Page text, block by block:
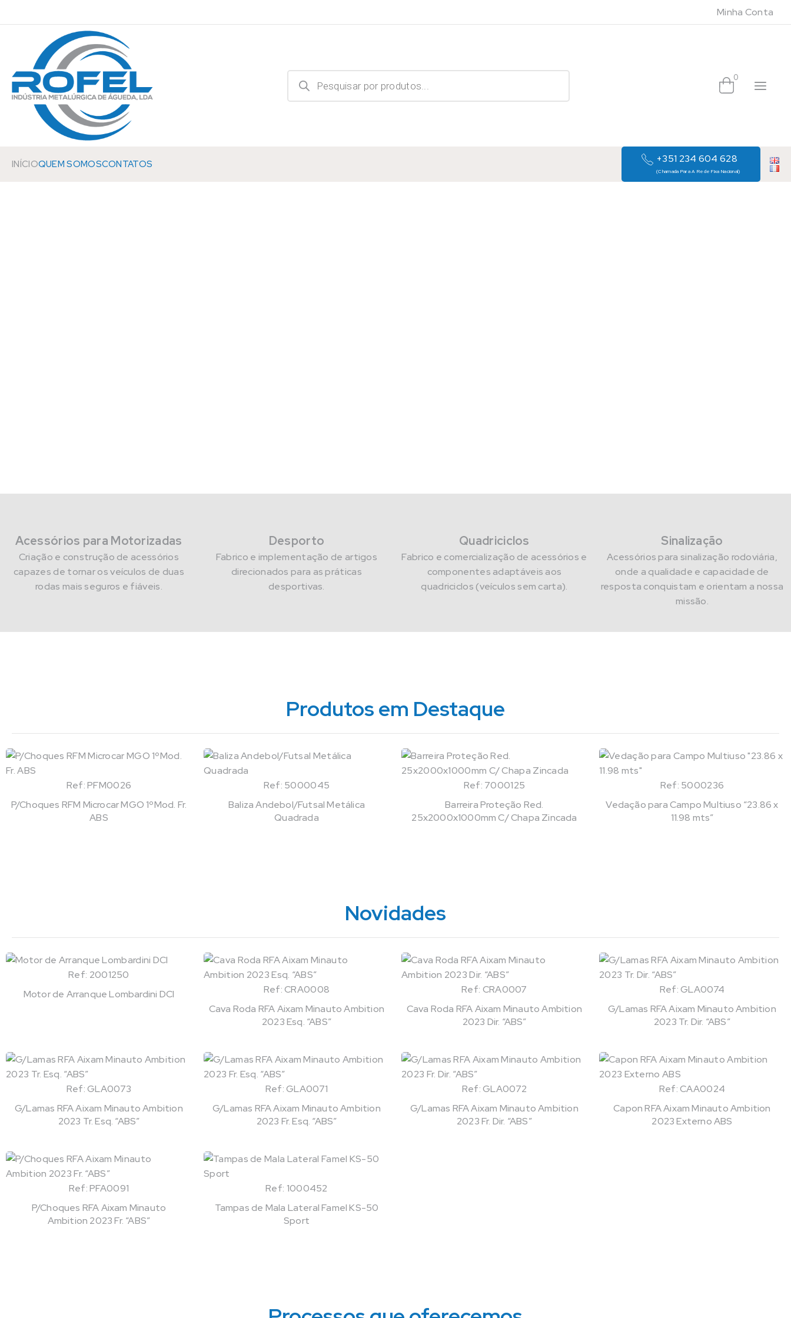
Minha Conta
0
INÍCIOQUEM SOMOSCONTATOS +351 234 604 628
(Chamada Para A Rede Fixa Nacional)
Acessórios para Motorizadas
Criação e construção de acessórios
capazes de tornar os veículos de duas
rodas mais seguros e fiáveis.
Desporto
Fabrico e implementação de artigos
direcionados para as práticas
desportivas.
Quadriciclos
Fabrico e comercialização de acessórios e
componentes adaptáveis aos
quadriciclos (veículos sem carta).
Sinalização
Acessórios para sinalização rodoviária,
onde a qualidade e capacidade de
resposta conquistam e orientam a nossa
missão.
Produtos em Destaque
Ref: PFM0026
P/Choques RFM Microcar MGO 1ºMod. Fr.
ABS
Ref: 5000045
Baliza Andebol/Futsal Metálica
Quadrada
Ref: 7000125
Barreira Proteção Red.
25x2000x1000mm C/ Chapa Zincada
Ref: 5000236
Vedação para Campo Multiuso “23.86 x
11.98 mts”
Novidades
Ref: 2001250
Motor de Arranque Lombardini DCI
Ref: CRA0008
Cava Roda RFA Aixam Minauto Ambition
2023 Esq. “ABS”
Ref: CRA0007
Cava Roda RFA Aixam Minauto Ambition
2023 Dir. “ABS”
Ref: GLA0074
G/Lamas RFA Aixam Minauto Ambition
2023 Tr. Dir. “ABS”
Ref: GLA0073
G/Lamas RFA Aixam Minauto Ambition
2023 Tr. Esq. “ABS”
Ref: GLA0071
G/Lamas RFA Aixam Minauto Ambition
2023 Fr. Esq. “ABS”
Ref: GLA0072
G/Lamas RFA Aixam Minauto Ambition
2023 Fr. Dir. “ABS”
Ref: CAA0024
Capon RFA Aixam Minauto Ambition
2023 Externo ABS
Ref: PFA0091
P/Choques RFA Aixam Minauto
Ambition 2023 Fr. “ABS”
Ref: 1000452
Tampas de Mala Lateral Famel KS-50
Sport